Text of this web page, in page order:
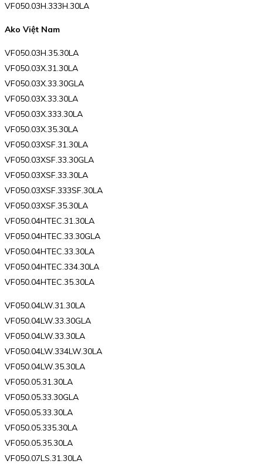
VF050.03H.333H.30LA
Ako Việt Nam
VF050.03H.35.30LA
VF050.03X.31.30LA
VF050.03X.33.30GLA
VF050.03X.33.30LA
VF050.03X.333.30LA
VF050.03X.35.30LA
VF050.03XSF.31.30LA
VF050.03XSF.33.30GLA
VF050.03XSF.33.30LA
VF050.03XSF.333SF.30LA
VF050.03XSF.35.30LA
VF050.04HTEC.31.30LA
VF050.04HTEC.33.30GLA
VF050.04HTEC.33.30LA
VF050.04HTEC.334.30LA
VF050.04HTEC.35.30LA
VF050.04LW.31.30LA
VF050.04LW.33.30GLA
VF050.04LW.33.30LA
VF050.04LW.334LW.30LA
VF050.04LW.35.30LA
VF050.05.31.30LA
VF050.05.33.30GLA
VF050.05.33.30LA
VF050.05.335.30LA
VF050.05.35.30LA
VF050.07LS.31.30LA